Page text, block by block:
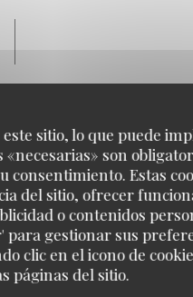
sitio, lo que puede
son
consentimiento. Estas
del sitio, ofrecer
o contenidos
gestionar sus
clic en el icono de
páginas del sitio.
cuisine par nos chefs selon